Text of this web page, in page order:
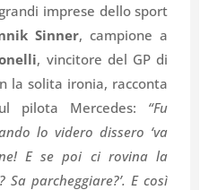
imprese dello sport
Sinner, campione a
, vincitore del GP di
la solita ironia, racconta
pilota Mercedes: “Fu
lo videro dissero ‘va
E se poi ci rovina la
parcheggiare?’. E così